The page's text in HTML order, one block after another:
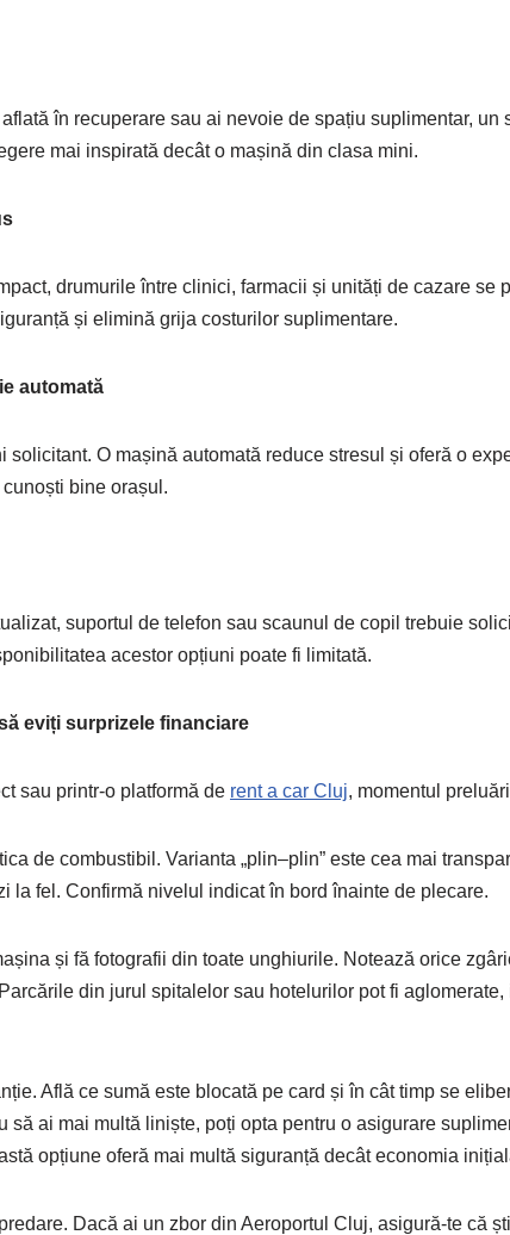
în recuperare sau ai nevoie de spațiu suplimentar, un
mai inspirată decât o mașină din clasa mini.
drumurile între clinici, farmacii și unități de cazare se
și elimină grija costurilor suplimentare.
automată
solicitant. O mașină automată reduce stresul și oferă o
bine orașul.
suportul de telefon sau scaunul de copil trebuie
acestor opțiuni poate fi limitată.
eviți surprizele financiare
sau printr-o platformă de rent a car Cluj, momentul
de combustibil. Varianta „plin–plin” este cea mai
la fel. Confirmă nivelul indicat în bord înainte de plecare.
și fă fotografii din toate unghiurile. Notează orice
din jurul spitalelor sau hotelurilor pot fi aglomerate,
Află ce sumă este blocată pe card și în cât timp se
să ai mai multă liniște, poți opta pentru o asigurare
opțiune oferă mai multă siguranță decât economia
Dacă ai un zbor din Aeroportul Cluj, asigură-te că